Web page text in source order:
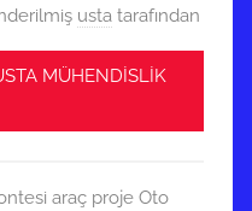
usta tarafından
MÜHENDİSLİK
araç proje Oto